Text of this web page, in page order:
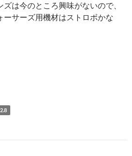
は今のところ興味がないので、
ーサーズ用機材はストロボかな